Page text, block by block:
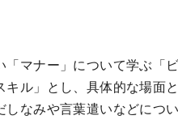
マナー」について学ぶ「
キル」とし、具体的な場面
しなみや言葉遣いなどにつ